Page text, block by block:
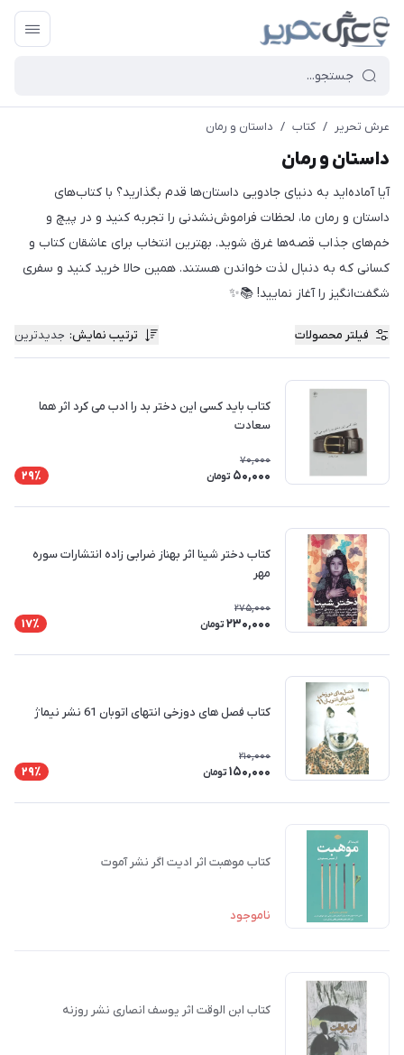
عرش تحریر / کتاب / داستان و رمان
داستان و رمان
آیا آماده‌اید به دنیای جادویی داستان‌ها قدم بگذارید؟ با کتاب‌های
داستان و رمان ما، لحظات فراموش‌نشدنی را تجربه کنید و در پیچ و
خم‌های جذاب قصه‌ها غرق شوید. بهترین انتخاب برای عاشقان کتاب و
کسانی که به دنبال لذت خواندن هستند. همین حالا خرید کنید و سفری
شگفت‌انگیز را آغاز نمایید! 📚✨
فیلتر محصولات ترتیب نمایش: جدیدترین
کتاب باید کسی این دختر بد را ادب می‌ کرد اثر هما
سعادت
70,000
50,000 تومان 29٪
کتاب دختر شینا اثر بهناز ضرابی زاده انتشارات سوره
مهر
275,000
230,000 تومان 17٪
کتاب فصل های دوزخی انتهای اتوبان 61 نشر نیماژ
210,000
150,000 تومان 29٪
کتاب موهبت اثر ادیت اگر نشر آموت
ناموجود
کتاب ابن الوقت اثر یوسف انصاری نشر روزنه